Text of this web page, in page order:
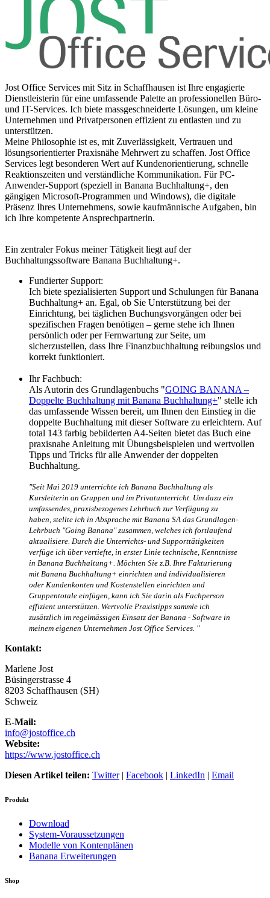
Jost Office Services mit Sitz in Schaffhausen ist Ihre engagierte
Dienstleisterin für eine umfassende Palette an professionellen Büro-
und IT-Services. Ich biete massgeschneiderte Lösungen, um kleine
Unternehmen und Privatpersonen effizient zu entlasten und zu
unterstützen.
Meine Philosophie ist es, mit Zuverlässigkeit, Vertrauen und
lösungsorientierter Praxisnähe Mehrwert zu schaffen. Jost Office
Services legt besonderen Wert auf Kundenorientierung, schnelle
Reaktionszeiten und verständliche Kommunikation. Für PC-
Anwender-Support (speziell in Banana Buchhaltung+, den
gängigen Microsoft-Programmen und Windows), die digitale
Präsenz Ihres Unternehmens, sowie kaufmännische Aufgaben, bin
ich Ihre kompetente Ansprechpartnerin.
Ein zentraler Fokus meiner Tätigkeit liegt auf der
Buchhaltungssoftware Banana Buchhaltung+.
Fundierter Support:
Ich biete spezialisierten Support und Schulungen für Banana
Buchhaltung+ an. Egal, ob Sie Unterstützung bei der
Einrichtung, bei täglichen Buchungsvorgängen oder bei
spezifischen Fragen benötigen – gerne stehe ich Ihnen
persönlich oder per Fernwartung zur Seite, um
sicherzustellen, dass Ihre Finanzbuchhaltung reibungslos und
korrekt funktioniert.
Ihr Fachbuch:
Als Autorin des Grundlagenbuchs "GOING BANANA –
Doppelte Buchhaltung mit Banana Buchhaltung+" stelle ich
das umfassende Wissen bereit, um Ihnen den Einstieg in die
doppelte Buchhaltung mit dieser Software zu erleichtern. Auf
total 143 farbig bebilderten A4-Seiten bietet das Buch eine
praxisnahe Anleitung mit Übungsbeispielen und wertvollen
Tipps und Tricks für alle Anwender der doppelten
Buchhaltung.
"Seit Mai 2019 unterrichte ich Banana Buchhaltung als
Kursleiterin an Gruppen und im Privatunterricht. Um dazu ein
umfassendes, praxisbezogenes Lehrbuch zur Verfügung zu
haben, stellte ich in Absprache mit Banana SA das Grundlagen-
Lehrbuch "Going Banana" zusammen, welches ich fortlaufend
aktualisiere. Durch die Unterrichts- und Supporttätigkeiten
verfüge ich über vertiefte, in erster Linie technische, Kenntnisse
in Banana Buchhaltung+. Möchten Sie z.B. Ihre Fakturierung
mit Banana Buchhaltung+ einrichten und individualisieren
oder Kundenkonten und Kostenstellen einrichten und
Gruppentotale einfügen, kann ich Sie darin als Fachperson
effizient unterstützen. Wertvolle Praxistipps sammle ich
zusätzlich im regelmässigen Einsatz der Banana - Software in
meinem eigenen Unternehmen Jost Office Services. "
Kontakt:
Marlene Jost
Büsingerstrasse 4
8203 Schaffhausen (SH)
Schweiz
E-Mail:
info@jostoffice.ch
Website:
https://www.jostoffice.ch
Diesen Artikel teilen: Twitter| Facebook | LinkedIn | Email
Produkt
Download
System-Voraussetzungen
Modelle von Kontenplänen
Banana Erweiterungen
Shop